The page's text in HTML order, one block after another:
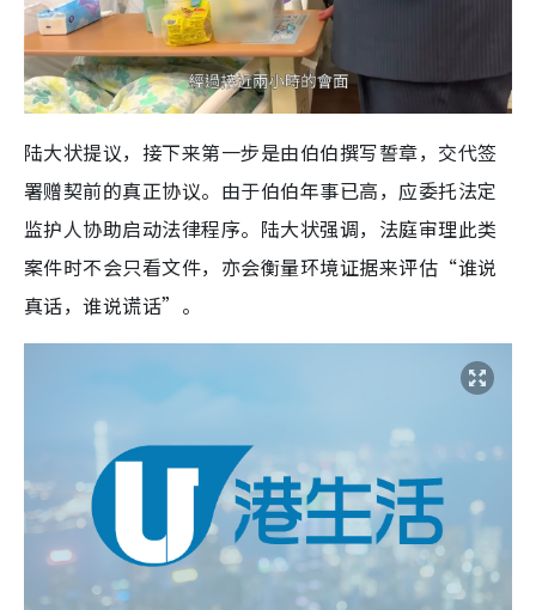
陆大状提议，接下来第一步是由伯伯撰写誓章，交代签
署赠契前的真正协议。由于伯伯年事已高，应委托法定
监护人协助启动法律程序。陆大状强调，法庭审理此类
案件时不会只看文件，亦会衡量环境证据来评估“谁说
真话，谁说谎话”。